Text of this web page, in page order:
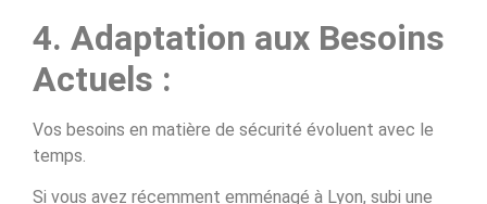
4. Adaptation aux Besoins
Actuels :
Vos besoins en matière de sécurité évoluent avec le
temps.
Si vous avez récemment emménagé à Lyon, subi une